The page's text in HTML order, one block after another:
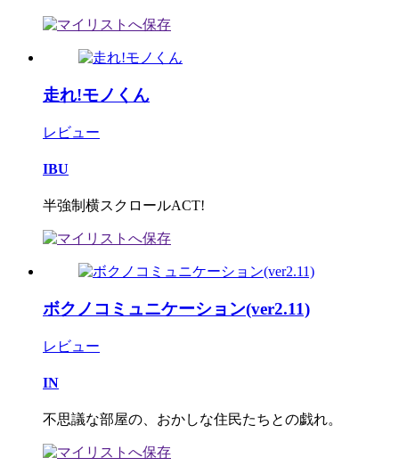
走れ!モノくん
レビュー
IBU
半強制横スクロールACT!
ボクノコミュニケーション(ver2.11)
レビュー
IN
不思議な部屋の、おかしな住民たちとの戯れ。